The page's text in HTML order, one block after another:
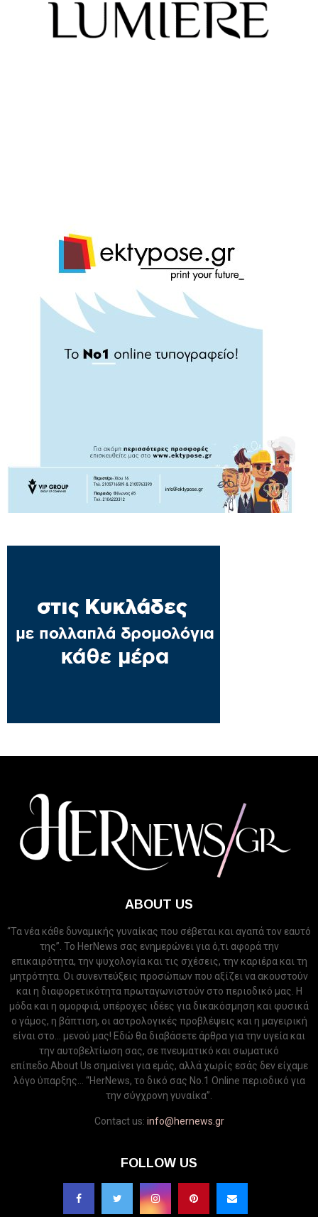
ABOUT US
“Τα νέα κάθε δυναμικής γυναίκας που σέβεται και αγαπά τον εαυτό
της”. Το HerNews σας ενημερώνει για ό,τι αφορά την
επικαιρότητα, την ψυχολογία και τις σχέσεις, την καριέρα και τη
μητρότητα. Οι συνεντεύξεις προσώπων που αξίζει να ακουστούν
και η διαφορετικότητα πρωταγωνιστούν στο περιοδικό μας. Η
μόδα και η ομορφιά, υπέροχες ιδέες για δικακόσμηση και φυσικά
ο γάμος, η βάπτιση, οι αστρολογικές προβλέψεις και η μαγειρική
είναι στο... μενού μας! Εδώ θα διαβάσετε άρθρα για την υγεία και
την αυτοβελτίωση σας, σε πνευματικό και σωματικό
επίπεδο.About Us σημαίνει για εμάς, αλλά χωρίς εσάς δεν είχαμε
λόγο ύπαρξης... “HerNews, το δικό σας Νo.1 Online περιοδικό για
την σύγχρονη γυναίκα”.
Contact us: info@hernews.gr
FOLLOW US